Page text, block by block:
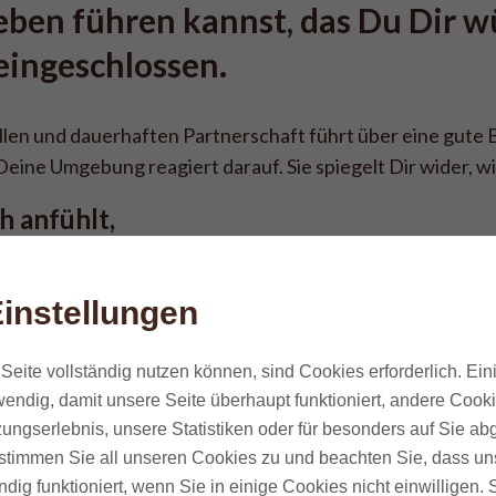
führen kannst, das Du Dir
und dauerhaften Partnerschaft führt über eine gute
Umgebung reagiert darauf. Sie spiegelt Dir wider,
anfühlt,
auf andere Menschen zuzugehen,
die „richtigen“ Menschen in Dein Leben zu ziehen,
Menschen einzulassen, ohne Angst, Dich zu
Dir und Deinen Bedürfnissen zu stehen, ohne Angst
Bedürfnisse wieder zu spüren, Dir Deiner Stärken
zu leben,
vollständig nutzen können, sind Cookies erforderlich.
damit unsere Seite überhaupt funktioniert, andere
unsere Statistiken oder für besonders auf Sie
Sie all unseren Cookies zu und beachten Sie, dass
funktioniert, wenn Sie in einige Cookies nicht einwilligen.